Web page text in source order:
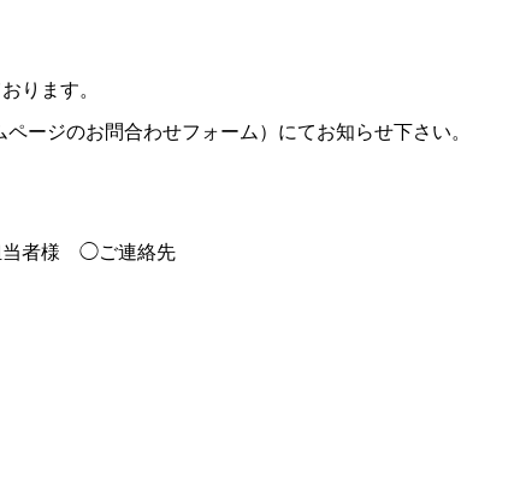
ります。
ージのお問合わせフォーム）にてお知らせ下さい。
者様 ◯ご連絡先